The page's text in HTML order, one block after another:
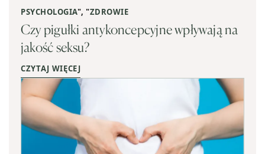
PSYCHOLOGIA", "ZDROWIE
Czy pigułki antykoncepcyjne wpływają na
jakość seksu?
CZYTAJ WIĘCEJ